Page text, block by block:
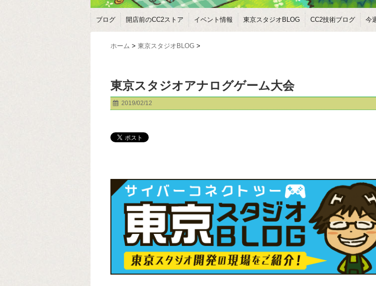
ブログ 開店前のCC2ストア イベント情報 東京スタジオBLOG CC2技術ブログ 今
ホーム > 東京スタジオBLOG >
東京スタジオアナログゲーム大会
2019/02/12